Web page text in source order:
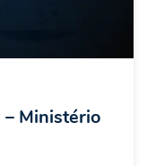
– Ministério